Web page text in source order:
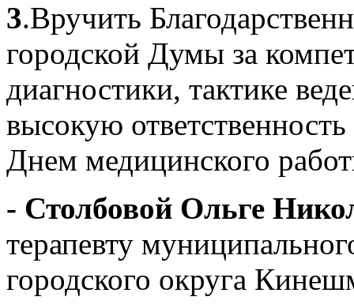
3.Вручить
городской Думы за
диагностики, тактике
высокую
Днем медицинского
- Столбовой Ольге
терапевту
городского округа